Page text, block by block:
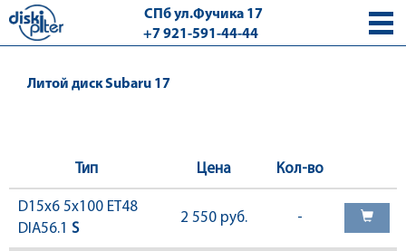
СПб ул.Фучика 17
+7 921-591-44-44
Литой диск Subaru 17
Тип Цена Кол-во
D15x6 5x100 ET48
DIA56.1 S
2 550 руб. -